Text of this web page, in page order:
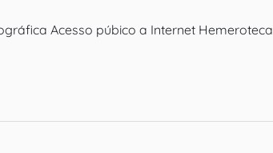
Acesso púbico a Internet Hemeroteca